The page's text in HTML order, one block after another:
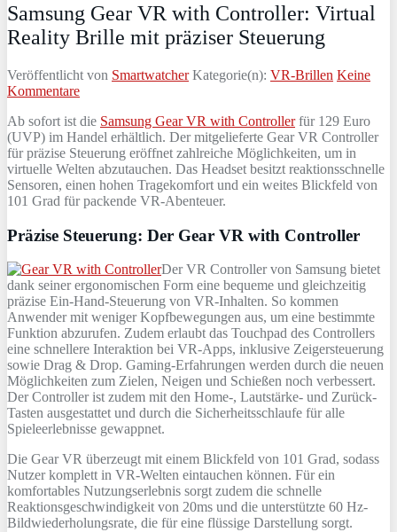
Samsung Gear VR with Controller: Virtual
Reality Brille mit präziser Steuerung
Veröffentlicht von Smartwatcher Kategorie(n): VR-Brillen Keine
Kommentare
Ab sofort ist die Samsung Gear VR with Controllerfür 129 Euro
(UVP) im Handel erhältlich. Der mitgelieferte Gear VR Controller
für präzise Steuerung eröffnet zahlreiche Möglichkeiten, um in
virtuelle Welten abzutauchen. Das Headset besitzt reaktionsschnelle
Sensoren, einen hohen Tragekomfort und ein weites Blickfeld von
101 Grad für packende VR-Abenteuer.
Präzise Steuerung: Der Gear VR with Controller
Der VR Controller von Samsung bietet
dank seiner ergonomischen Form eine bequeme und gleichzeitig
präzise Ein-Hand-Steuerung von VR-Inhalten. So kommen
Anwender mit weniger Kopfbewegungen aus, um eine bestimmte
Funktion abzurufen. Zudem erlaubt das Touchpad des Controllers
eine schnellere Interaktion bei VR-Apps, inklusive Zeigersteuerung
sowie Drag & Drop. Gaming-Erfahrungen werden durch die neuen
Möglichkeiten zum Zielen, Neigen und Schießen noch verbessert.
Der Controller ist zudem mit den Home-, Lautstärke- und Zurück-
Tasten ausgestattet und durch die Sicherheitsschlaufe für alle
Spieleerlebnisse gewappnet.
Die Gear VR überzeugt mit einem Blickfeld von 101 Grad, sodass
Nutzer komplett in VR-Welten eintauchen können. Für ein
komfortables Nutzungserlebnis sorgt zudem die schnelle
Reaktionsgeschwindigkeit von 20ms und die unterstützte 60 Hz-
Bildwiederholungsrate, die für eine flüssige Darstellung sorgt.